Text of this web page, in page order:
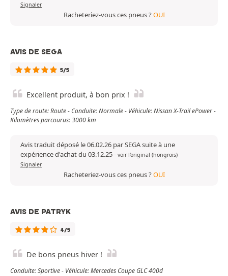
Signaler
Racheteriez-vous ces pneus ?OUI
AVIS DE SEGA
5/5
Excellent produit, à bon prix !
Type de route: Route - Conduite: Normale - Véhicule: Nissan X-Trail ePower -
Kilomètres parcourus: 3000 km
Avis traduit déposé le 06.02.26 par SEGA suite à une
expérience d'achat du 03.12.25- voir l'original (hongrois)
Signaler
Racheteriez-vous ces pneus ?OUI
AVIS DE PATRYK
4/5
De bons pneus hiver !
Conduite: Sportive - Véhicule: Mercedes Coupe GLC 400d